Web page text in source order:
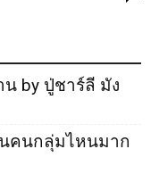
by ปู่ชาร์ลี มัง
นคนกลุ่มไหนมาก